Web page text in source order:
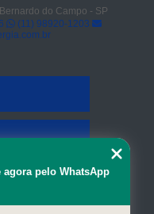
do Campo - SP
(11) 98920-1203
agora pelo WhatsApp